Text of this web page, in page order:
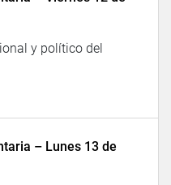
y político del
– Lunes 13 de